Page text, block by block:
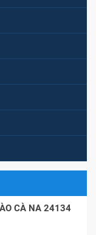
CÀ NA 24134